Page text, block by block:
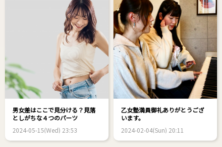
男女差はここで見分ける？見落
としがちな４つのパーツ
2024-05-15(Wed) 23:53
乙女塾満員御礼ありがとうござ
います。
2024-02-04(Sun) 20:11